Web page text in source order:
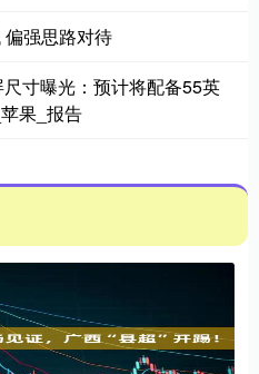
强思路对待
寸曝光：预计将配备55英
果_报告